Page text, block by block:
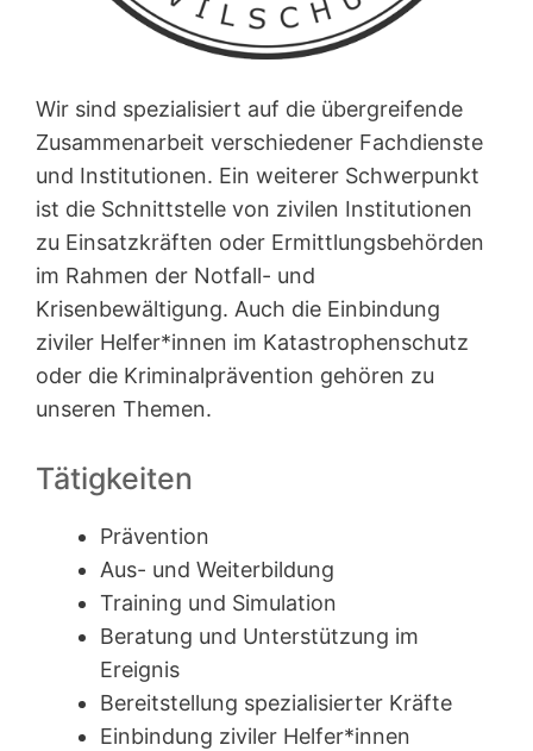
Wir sind spezialisiert auf die übergreifende
Zusammenarbeit verschiedener Fachdienste
und Institutionen. Ein weiterer Schwerpunkt
ist die Schnittstelle von zivilen Institutionen
zu Einsatzkräften oder Ermittlungsbehörden
im Rahmen der Notfall- und
Krisenbewältigung. Auch die Einbindung
ziviler Helfer*innen im Katastrophenschutz
oder die Kriminalprävention gehören zu
unseren Themen.
Tätigkeiten
Prävention
Aus- und Weiterbildung
Training und Simulation
Beratung und Unterstützung im
Ereignis
Bereitstellung spezialisierter Kräfte
Einbindung ziviler Helfer*innen